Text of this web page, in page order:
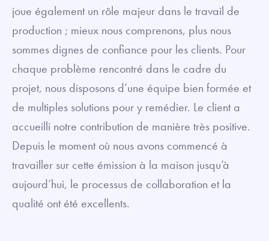
joue également un rôle majeur dans le travail de
production ; mieux nous comprenons, plus nous
sommes dignes de confiance pour les clients. Pour
chaque problème rencontré dans le cadre du
projet, nous disposons d’une équipe bien formée et
de multiples solutions pour y remédier. Le client a
accueilli notre contribution de manière très positive.
Depuis le moment où nous avons commencé à
travailler sur cette émission à la maison jusqu’à
aujourd’hui, le processus de collaboration et la
qualité ont été excellents.